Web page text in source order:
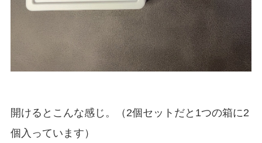
開けるとこんな感じ。（2個セットだと1つの箱に2
個入っています）